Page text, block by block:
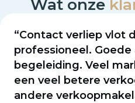
Wat onze
“Contact verliep vlot
professioneel. Goede
begeleiding. Veel
een veel betere
andere